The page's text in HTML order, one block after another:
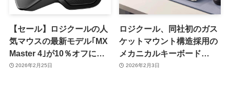
【セール】ロジクールの人
気マウスの最新モデル｢MX
Master 4｣が10％オフに｜
Amazonでロジクール製品
2026年2月25日
ロジクール、同社初のガス
ケットマウント構造採用の
メカニカルキーボード
「Alto Keys K98M」を2月
2026年2月3日